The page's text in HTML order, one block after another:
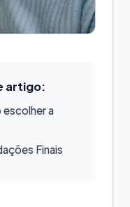
artigo:
escolher a
Finais